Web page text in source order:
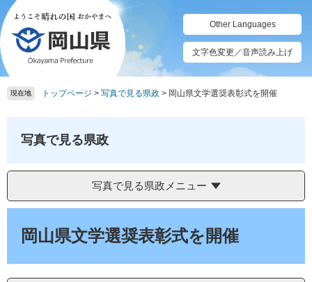
ペ
ー
ジ
の
先
頭
メ
ニ
ュ
ー
を
飛
Other Languages
文字色変更／音声読み上げ
現在地 トップページ > 写真で見る県政 > 岡山県文学選奨表彰式を開催
写真で見る県政
写真で見る県政メニュー
岡山県文学選奨表彰式を開催